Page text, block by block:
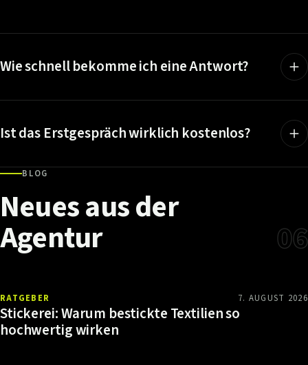
Wie schnell bekomme ich eine Antwort?
Ist das Erstgespräch wirklich kostenlos?
BLOG
Neuesausder
Agentur 06
RATGEBER 7. AUGUST 2026
Stickerei: Warum bestickte Textilien so
hochwertig wirken